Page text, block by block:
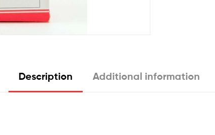
Description Additional information